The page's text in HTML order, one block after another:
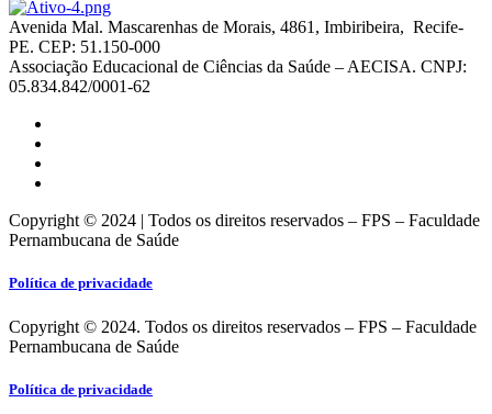
Avenida Mal. Mascarenhas de Morais, 4861, Imbiribeira, Recife-
PE. CEP: 51.150-000
Associação Educacional de Ciências da Saúde – AECISA. CNPJ:
05.834.842/0001-62
Copyright © 2024 | Todos os direitos reservados – FPS – Faculdade
Pernambucana de Saúde
Política de privacidade
Copyright © 2024. Todos os direitos reservados – FPS – Faculdade
Pernambucana de Saúde
Política de privacidade